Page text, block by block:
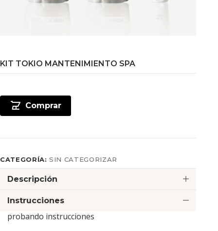
KIT TOKIO MANTENIMIENTO SPA
Comprar
CATEGORÍA:SIN CATEGORIZAR
Descripción
Instrucciones
probando instrucciones